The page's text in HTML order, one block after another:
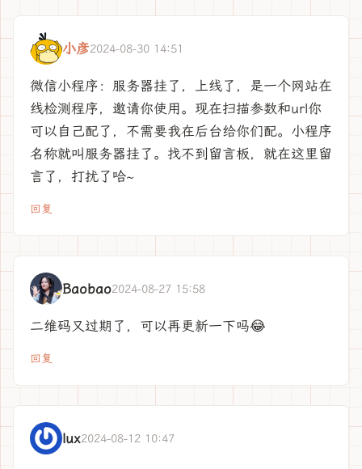
小彦2024-08-30 14:51
微信小程序：服务器挂了，上线了，是一个网站在
线检测程序，邀请你使用。现在扫描参数和url你
可以自己配了，不需要我在后台给你们配。小程序
名称就叫服务器挂了。找不到留言板，就在这里留
言了，打扰了哈~
回复
Baobao2024-08-27 15:58
二维码又过期了，可以再更新一下吗😂
回复
lux2024-08-12 10:47